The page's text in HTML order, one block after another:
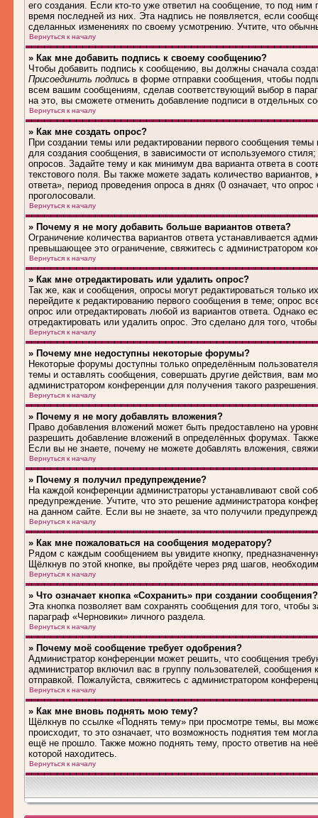
его создания. Если кто-то уже ответил на сообщение, то под
время последней из них. Эта надпись не появляется, если
сделанных изменениях по своему усмотрению. Учтите, что
Вернуться к началу
» Как мне добавить подпись к своему сообщению?
Чтобы добавить подпись к сообщению, вы должны сначала
Присоединить подпись в форме отправки сообщения, чтобы
всем вашим сообщениям, сделав соответствующий выбор в
на это, вы сможете отменить добавление подписи в отдельных
Вернуться к началу
» Как мне создать опрос?
При создании темы или редактировании первого сообщения
для создания сообщения, в зависимости от используемого
опросов. Задайте тему и как минимум два варианта ответа в
текстового поля. Вы также можете задать количество
ответа», период проведения опроса в днях (0 означает, что
проголосовали.
Вернуться к началу
» Почему я не могу добавить больше вариантов ответа?
Ограничение количества вариантов ответа устанавливается
превышающее это ограничение, свяжитесь с администратором
Вернуться к началу
» Как мне отредактировать или удалить опрос?
Так же, как и сообщения, опросы могут редактироваться только
перейдите к редактированию первого сообщения в теме; опрос
опрос или отредактировать любой из вариантов ответа. Однако
отредактировать или удалить опрос. Это сделано для того,
Вернуться к началу
» Почему мне недоступны некоторые форумы?
Некоторые форумы доступны только определённым
темы и оставлять сообщения, совершать другие действия, вам
администратором конференции для получения такого разрешения.
Вернуться к началу
» Почему я не могу добавлять вложения?
Право добавления вложений может быть предоставлено на
разрешить добавление вложений в определённых форумах.
Если вы не знаете, почему не можете добавлять вложения,
Вернуться к началу
» Почему я получил предупреждение?
На каждой конференции администраторы устанавливают свой
предупреждение. Учтите, что это решение администратора
на данном сайте. Если вы не знаете, за что получили
Вернуться к началу
» Как мне пожаловаться на сообщения модератору?
Рядом с каждым сообщением вы увидите кнопку,
Щёлкнув по этой кнопке, вы пройдёте через ряд шагов,
Вернуться к началу
» Что означает кнопка «Сохранить» при создании сообщения?
Эта кнопка позволяет вам сохранять сообщения для того, чтобы
параграф «Черновики» личного раздела.
Вернуться к началу
» Почему моё сообщение требует одобрения?
Администратор конференции может решить, что сообщения
администратор включил вас в группу пользователей,
отправкой. Пожалуйста, свяжитесь с администратором
Вернуться к началу
» Как мне вновь поднять мою тему?
Щёлкнув по ссылке «Поднять тему» при просмотре темы, вы
происходит, то это означает, что возможность поднятия тем
ещё не прошло. Также можно поднять тему, просто ответив на
которой находитесь.
Вернуться к началу